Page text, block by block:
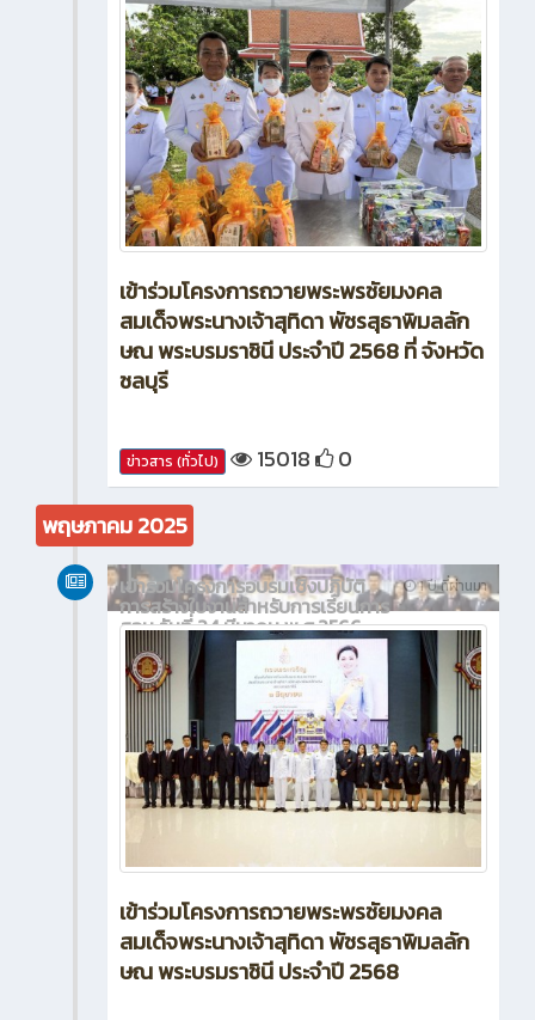
เข้าร่วมโครงการถวายพระพรชัยมงคล
สมเด็จพระนางเจ้าสุทิดา พัชรสุธาพิมลลัก
ษณ พระบรมราชินี ประจำปี 2568 ที่ จังหวัด
ชลบุรี
ข่าวสาร (ทั่วไป) 15018 0
พฤษภาคม 2025
1 ปี ที่ผ่านมา
เข้าร่วมโครงการอบรมเชิงปฏิบัติ
การสร้างใบงานสำหรับการเรียนการ
สอน วันที่ 24 มีนาคม พ.ศ.2566
เข้าร่วมโครงการถวายพระพรชัยมงคล
สมเด็จพระนางเจ้าสุทิดา พัชรสุธาพิมลลัก
ษณ พระบรมราชินี ประจำปี 2568